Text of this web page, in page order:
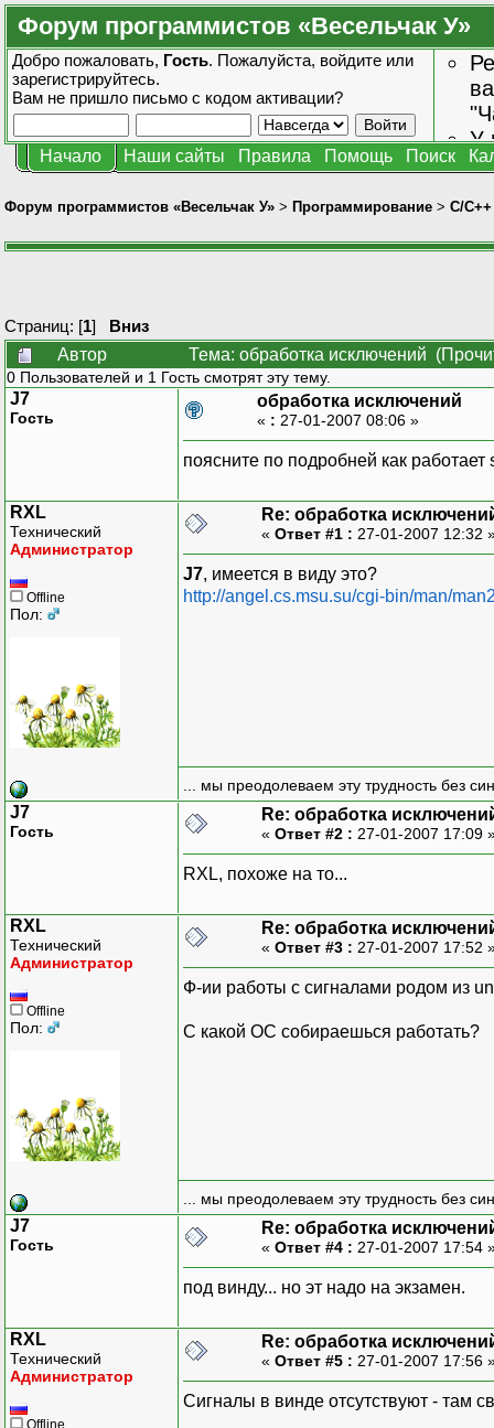
Форум программистов «Весельчак У»
Добро пожаловать, Гость. Пожалуйста, войдите или
зарегистрируйтесь.
Вам не пришло письмо с кодом активации?
У
Начало Наши сайты Правила Помощь Поиск
Форум программистов «Весельчак У» > Программирование > C/C++
Страниц: [1] Вниз
Автор
Тема: обработка исключений
0 Пользователей и 1 Гость смотрят эту тему.
J7
Гость
обработка исключений
« : 27-01-2007 08:06 »
поясните по подробней как работает
RXL
Технический
Администратор
Offline
Пол:
Re: обработка
« Ответ #1 : 27-01-2007 12:32
J7, имеется в виду это?
http://angel.cs.msu.su/cgi-bin/man/
... мы преодолеваем эту трудность без
J7
Гость
Re: обработка
« Ответ #2 : 27-01-2007 17:09
RXL, похоже на то...
RXL
Технический
Администратор
Offline
Пол:
Re: обработка
« Ответ #3 : 27-01-2007 17:52
Ф-ии работы с сигналами родом из
С какой ОС собираешься работать?
... мы преодолеваем эту трудность без
J7
Гость
Re: обработка
« Ответ #4 : 27-01-2007 17:54
под винду... но эт надо на экзамен.
RXL
Технический
Администратор
Offline
Re: обработка
« Ответ #5 : 27-01-2007 17:56
Сигналы в винде отсутствуют - там